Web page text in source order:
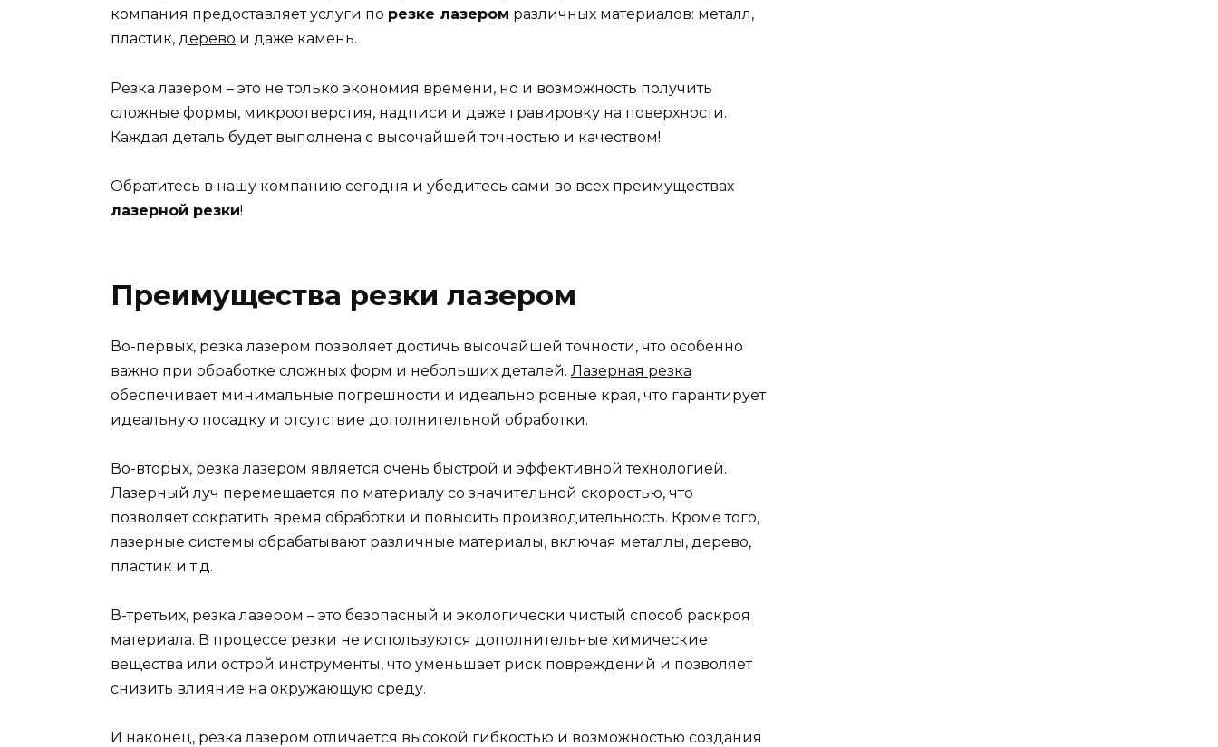
компания предоставляет услуги по резке лазером различных материалов: металл,
пластик, дерево и даже камень.
Резка лазером – это не только экономия времени, но и возможность получить
сложные формы, микроотверстия, надписи и даже гравировку на поверхности.
Каждая деталь будет выполнена с высочайшей точностью и качеством!
Обратитесь в нашу компанию сегодня и убедитесь сами во всех преимуществах
лазерной резки!
Преимущества резки лазером
Во-первых, резка лазером позволяет достичь высочайшей точности, что особенно
важно при обработке сложных форм и небольших деталей. Лазерная резка
обеспечивает минимальные погрешности и идеально ровные края, что гарантирует
идеальную посадку и отсутствие дополнительной обработки.
Во-вторых, резка лазером является очень быстрой и эффективной технологией.
Лазерный луч перемещается по материалу со значительной скоростью, что
позволяет сократить время обработки и повысить производительность. Кроме того,
лазерные системы обрабатывают различные материалы, включая металлы, дерево,
пластик и т.д.
В-третьих, резка лазером – это безопасный и экологически чистый способ раскроя
материала. В процессе резки не используются дополнительные химические
вещества или острой инструменты, что уменьшает риск повреждений и позволяет
снизить влияние на окружающую среду.
И наконец, резка лазером отличается высокой гибкостью и возможностью создания